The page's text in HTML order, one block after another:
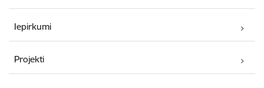
Iepirkumi
Projekti